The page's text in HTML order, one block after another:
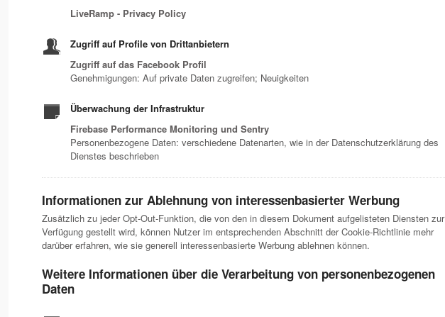
LiveRamp - Privacy Policy
Zugriff auf Profile von Drittanbietern
Zugriff auf das Facebook Profil
Genehmigungen: Auf private Daten zugreifen; Neuigkeiten
Überwachung der Infrastruktur
Firebase Performance Monitoring und Sentry
Personenbezogene Daten: verschiedene Datenarten, wie in der Datenschutzerklärung des
Dienstes beschrieben
Informationen zur Ablehnung von interessenbasierter Werbung
Zusätzlich zu jeder Opt-Out-Funktion, die von den in diesem Dokument aufgelisteten Diensten zur
Verfügung gestellt wird, können Nutzer im entsprechenden Abschnitt der Cookie-Richtlinie mehr
darüber erfahren, wie sie generell interessenbasierte Werbung ablehnen können.
Weitere Informationen über die Verarbeitung von personenbezogenen
Daten